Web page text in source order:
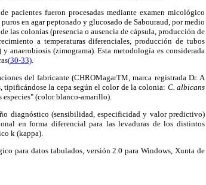
pacientes fueron procesadas mediante examen micológico
en agar peptonado y glucosado de Sabouraud, por medio
colonias (presencia o ausencia de cápsula, producción de
a temperaturas diferenciales, producción de tubos
anaerobiosis (zimograma). Esta metodología es considerada
(30-33)
del fabricante (CHROMagarTM, marca registrada Dr. A
tipificándose la cepa según el color de la colonia: C. albicans
(color blanco-amarillo).
diagnóstico (sensibilidad, especificidad y valor predictivo)
en forma diferencial para las levaduras de los distintos
k (kappa).
para datos tabulados, versión 2.0 para Windows, Xunta de